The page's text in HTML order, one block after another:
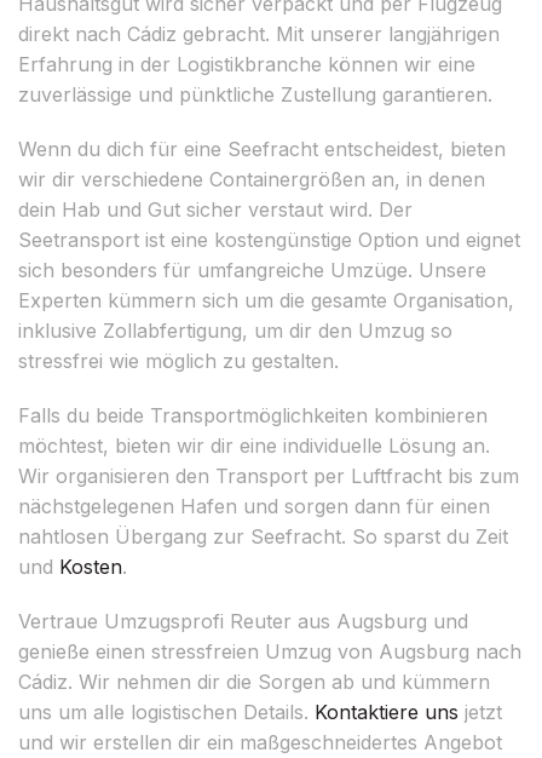
direkt nach Cádiz gebracht. Mit unserer langjährigen
Erfahrung in der Logistikbranche können wir eine
zuverlässige und pünktliche Zustellung garantieren.
Wenn du dich für eine Seefracht entscheidest, bieten
wir dir verschiedene Containergrößen an, in denen
dein Hab und Gut sicher verstaut wird. Der
Seetransport ist eine kostengünstige Option und eignet
sich besonders für umfangreiche Umzüge. Unsere
Experten kümmern sich um die gesamte Organisation,
inklusive Zollabfertigung, um dir den Umzug so
stressfrei wie möglich zu gestalten.
Falls du beide Transportmöglichkeiten kombinieren
möchtest, bieten wir dir eine individuelle Lösung an.
Wir organisieren den Transport per Luftfracht bis zum
nächstgelegenen Hafen und sorgen dann für einen
nahtlosen Übergang zur Seefracht. So sparst du Zeit
und Kosten.
Vertraue Umzugsprofi Reuter aus Augsburg und
genieße einen stressfreien Umzug von Augsburg nach
Cádiz. Wir nehmen dir die Sorgen ab und kümmern
uns um alle logistischen Details. Kontaktiere uns jetzt
und wir erstellen dir ein maßgeschneidertes Angebot